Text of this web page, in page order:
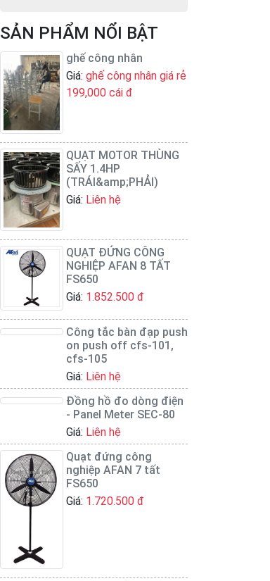
SẢN PHẨM NỔI BẬT
ghế công nhân
Giá: ghế công nhân giá rẻ
199,000 cái đ
QUẠT MOTOR THÙNG
SẤY 1.4HP
(TRÁI&amp;PHẢI)
Giá: Liên hệ
QUẠT ĐỨNG CÔNG
NGHIỆP AFAN 8 TẤT
FS650
Giá: 1.852.500 đ
Công tắc bàn đạp push
on push off cfs-101,
cfs-105
Giá: Liên hệ
Đồng hồ đo dòng điện
- Panel Meter SEC-80
Giá: Liên hệ
Quạt đứng công
nghiệp AFAN 7 tất
FS650
Giá: 1.720.500 đ